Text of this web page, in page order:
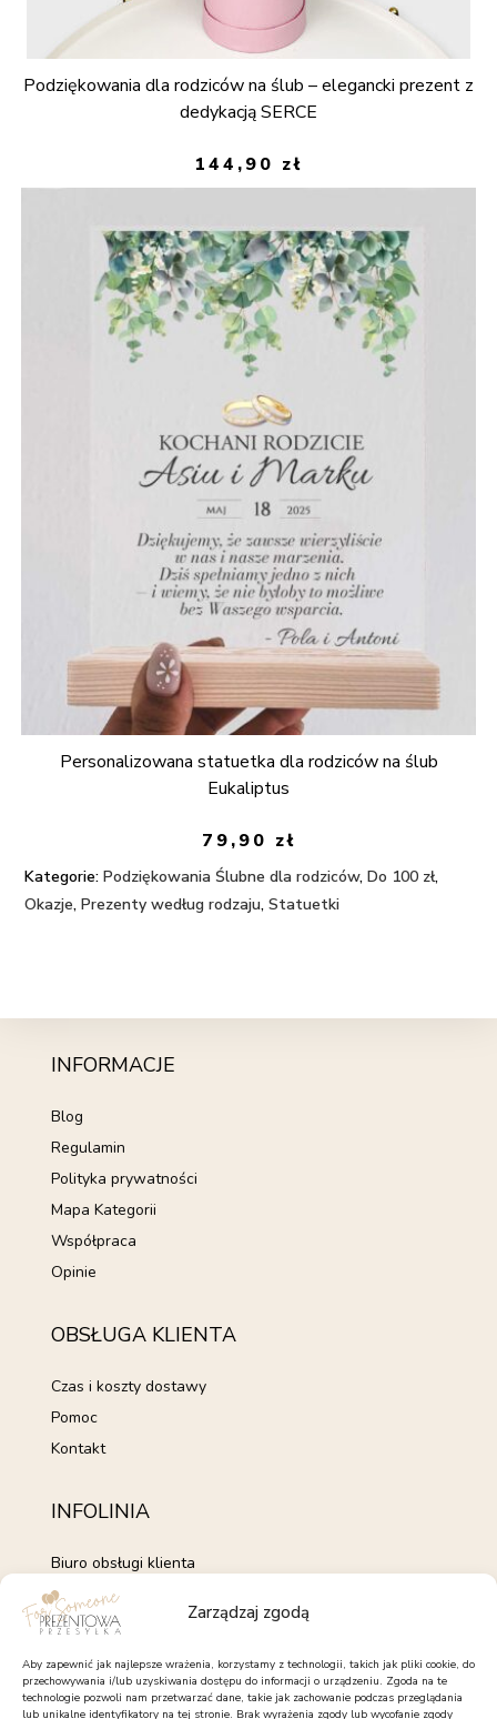
Zarządzaj zgodą
Aby zapewnić jak najlepsze wrażenia, korzystamy z technologii, takich jak pliki cookie, do
przechowywania i/lub uzyskiwania dostępu do informacji o urządzeniu. Zgoda na te
technologie pozwoli nam przetwarzać dane, takie jak zachowanie podczas przeglądania
lub unikalne identyfikatory na tej stronie. Brak wyrażenia zgody lub wycofanie zgody
Podziękowania dla rodziców na ślub – elegancki prezent z
dedykacją SERCE
144,90 zł
Personalizowana statuetka dla rodziców na ślub
Eukaliptus
79,90 zł
Kategorie: Podziękowania Ślubne dla rodziców,Do 100 zł,
Okazje,Prezenty według rodzaju,Statuetki
INFORMACJE
Blog
Regulamin
Polityka prywatności
Mapa Kategorii
Współpraca
Opinie
OBSŁUGA KLIENTA
Czas i koszty dostawy
Pomoc
Kontakt
INFOLINIA
Biuro obsługi klienta
+48 735 843 843
pon. - pt. 7:00 - 15:00
kontakt@forsomeone.pl